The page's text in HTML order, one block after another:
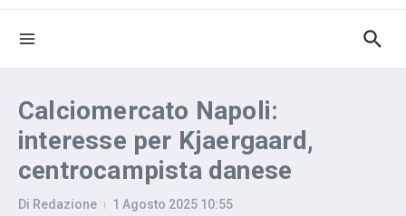
Calciomercato Napoli:
interesse per Kjaergaard,
centrocampista danese
Di Redazione 1 Agosto 2025 10:55